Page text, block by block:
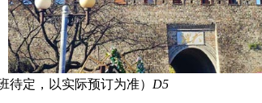
待定，以实际预订为准） D5